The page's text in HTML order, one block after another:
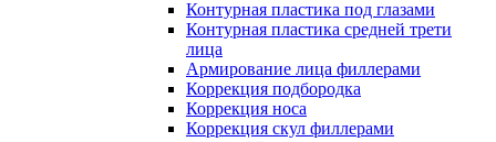
Контурная пластика под глазами
Контурная пластика средней трети
лица
Армирование лица филлерами
Коррекция подбородка
Коррекция носа
Коррекция скул филлерами